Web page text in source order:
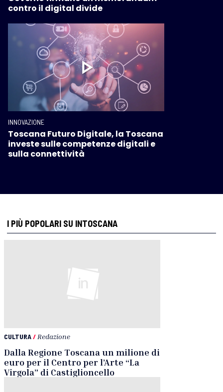
contro il digital divide
INNOVAZIONE
Toscana Futuro Digitale, la Toscana
investe sulle competenze digitali e
sulla connettività
I PIÙ POPOLARI SU INTOSCANA
CULTURA/ Redazione
Dalla Regione Toscana un milione di
euro per il Centro per l’Arte “La
Virgola” di Castiglioncello